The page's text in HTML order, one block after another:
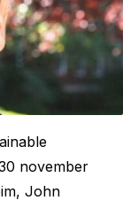
november
John